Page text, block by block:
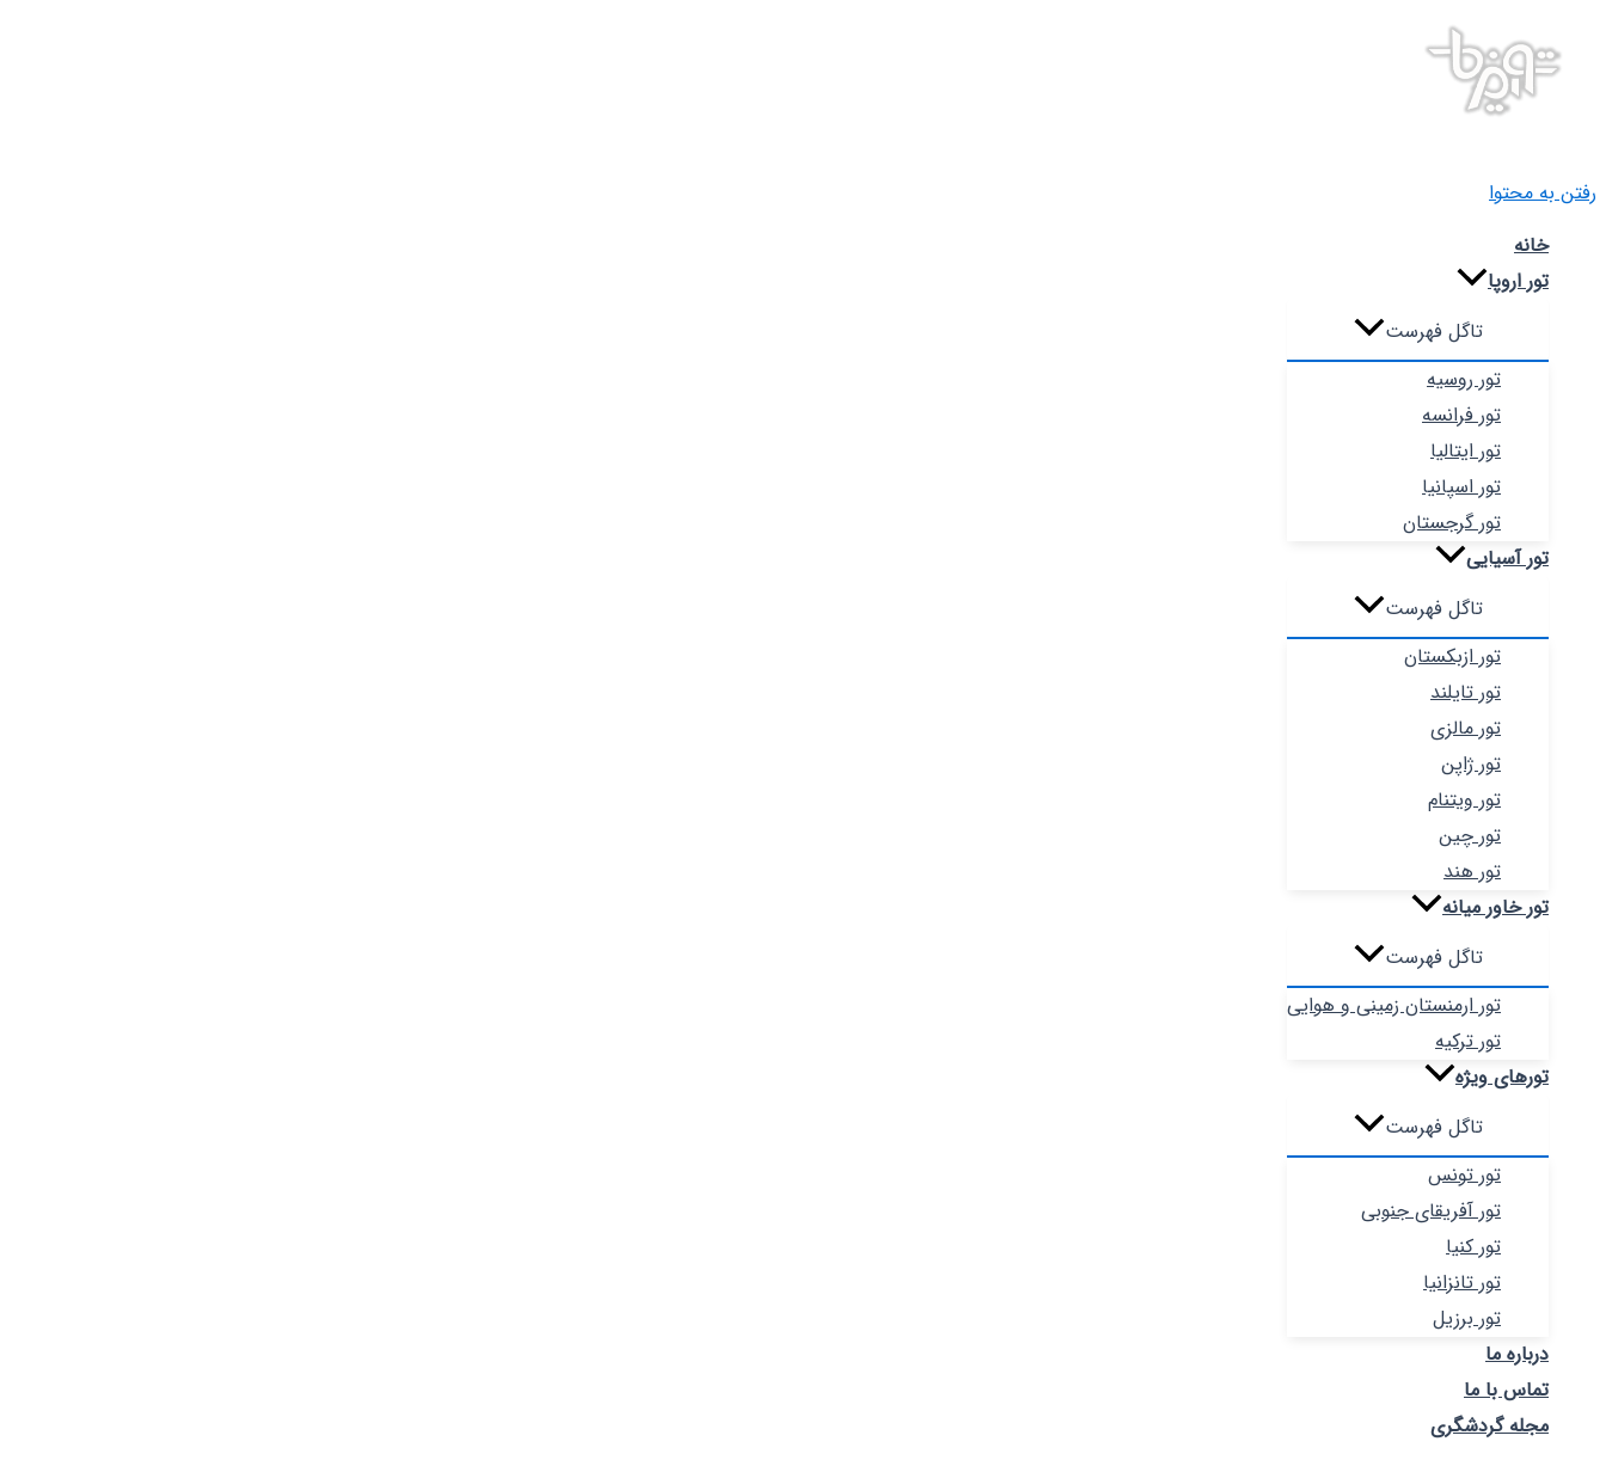
رفتن به محتوا
خانه
تور اروپا
تاگل فهرست
تور روسیه
تور فرانسه
تور ایتالیا
تور اسپانیا
تور گرجستان
تور آسیایی
تاگل فهرست
تور ازبکستان
تور تایلند
تور مالزی
تور ژاپن
تور ویتنام
تور چین
تور هند
تور خاور میانه
تاگل فهرست
تور ارمنستان زمینی و هوایی
تور ترکیه
تورهای ویژه
تاگل فهرست
تور تونس
تور آفریقای جنوبی
تور کنیا
تور تانزانیا
تور برزیل
درباره ما
تماس با ما
مجله گردشگری